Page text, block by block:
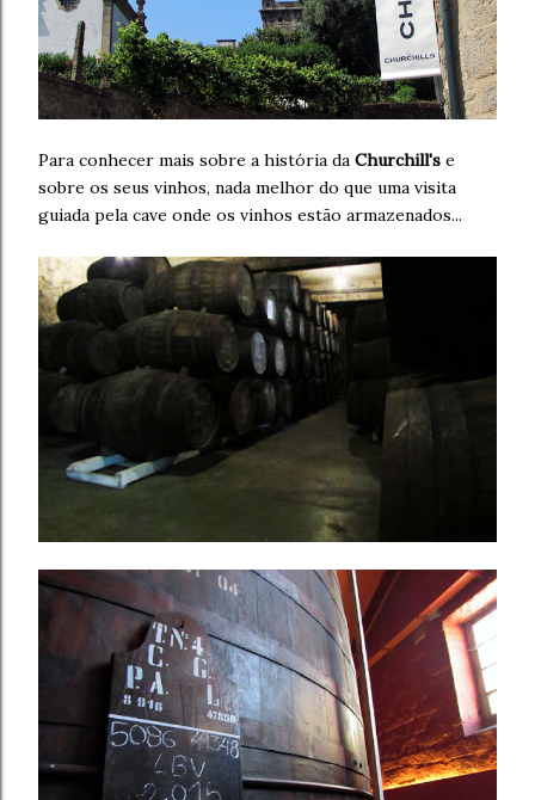
Para conhecer mais sobre a história da Churchill's e
sobre os seus vinhos, nada melhor do que uma visita
guiada pela cave onde os vinhos estão armazenados...